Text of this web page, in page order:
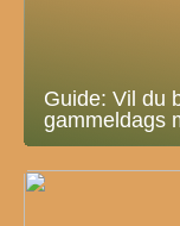
Guide: Vil du
gammeldags